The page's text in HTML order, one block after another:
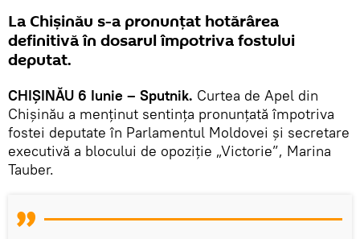
La Chișinău s-a pronunțat hotărârea
definitivă în dosarul împotriva fostului
deputat.
CHIȘINĂU 6 Iunie – Sputnik. Curtea de Apel din
Chișinău a menținut sentința pronunțată împotriva
fostei deputate în Parlamentul Moldovei și secretare
executivă a blocului de opoziție „Victorie”, Marina
Tauber.